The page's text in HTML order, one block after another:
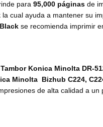
para 95,000 páginas de
la cual ayuda a mantener su
Black se recomienda imprimir
Tambor Konica Minolta DR-
Minolta Bizhub C224,
de alta calidad a